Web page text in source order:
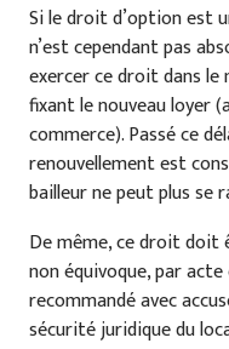
Si le droit d’option est
n’est cependant pas
exercer ce droit dans
fixant le nouveau loyer
commerce). Passé ce
renouvellement est
bailleur ne peut plus se
De même, ce droit doit
non équivoque, par
recommandé avec
sécurité juridique du